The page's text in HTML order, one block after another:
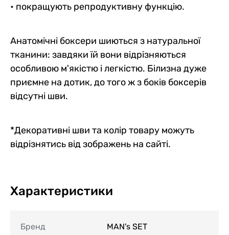
• покращують репродуктивну функцію.
Анатомічні боксери шиються з натуральної
тканини: завдяки їй вони відрізняються
особливою м'якістю і легкістю. Білизна дуже
приємне на дотик, до того ж з боків боксерів
відсутні шви.
*Декоративні шви та колір товару можуть
відрізнятись від зображень на сайті.
Характеристики
Бренд MAN's SET